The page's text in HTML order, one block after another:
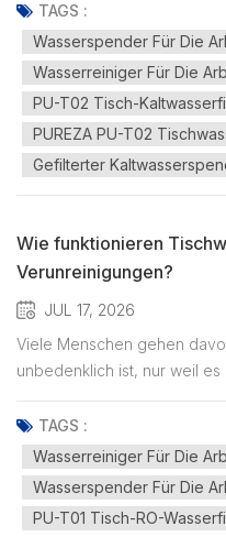
Probleme mit der
sichtbar. Bestimmte
weder durch Au...
TAGS :
Wasserspender Für Die
Wasserreiniger Für Die
PU-T02 Tisch-
PUREZA PU-T02
Gefilterter
Wie funktionieren
Verunreinigungen?
JUL 17, 2026
Viele Menschen gehen
unbedenklich ist, nur weil
ungewöhnlichen Geruch
nicht allein vom Aussehen
Rohrleitungen oder
verschiedene unerwünschte
TAGS :
Wasserreiniger Für Die
Wasserspender Für Die
PU-T01 Tisch-RO-